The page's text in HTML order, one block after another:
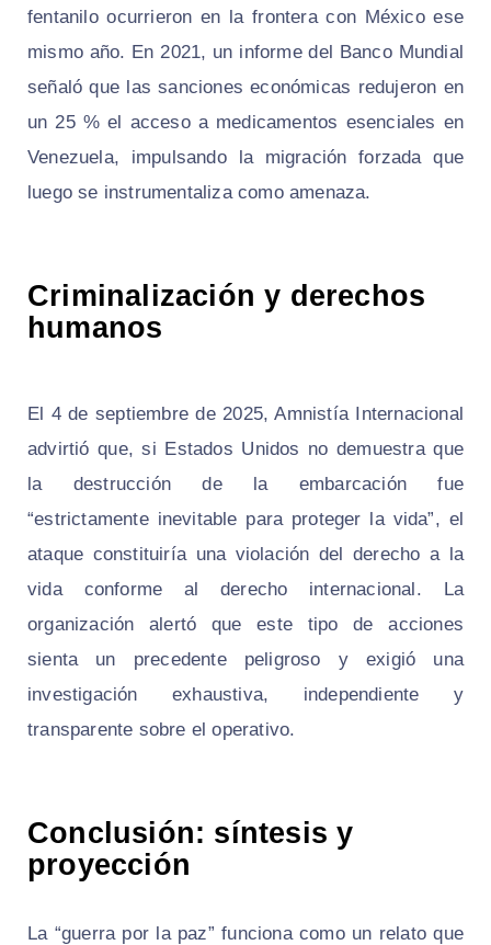
fentanilo ocurrieron en la frontera con México ese
mismo año. En 2021, un informe del Banco Mundial
señaló que las sanciones económicas redujeron en
un 25 % el acceso a medicamentos esenciales en
Venezuela, impulsando la migración forzada que
luego se instrumentaliza como amenaza.
Criminalización y derechos
humanos
El 4 de septiembre de 2025, Amnistía Internacional
advirtió que, si Estados Unidos no demuestra que
la destrucción de la embarcación fue
“estrictamente inevitable para proteger la vida”, el
ataque constituiría una violación del derecho a la
vida conforme al derecho internacional. La
organización alertó que este tipo de acciones
sienta un precedente peligroso y exigió una
investigación exhaustiva, independiente y
transparente sobre el operativo.
Conclusión: síntesis y
proyección
La “guerra por la paz” funciona como un relato que